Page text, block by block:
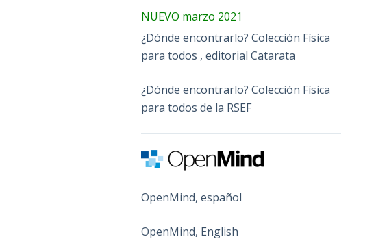
NUEVO marzo 2021
¿Dónde encontrarlo? Colección Física
para todos , editorial Catarata
¿Dónde encontrarlo? Colección Física
para todos de la RSEF
OpenMind, español
OpenMind, English